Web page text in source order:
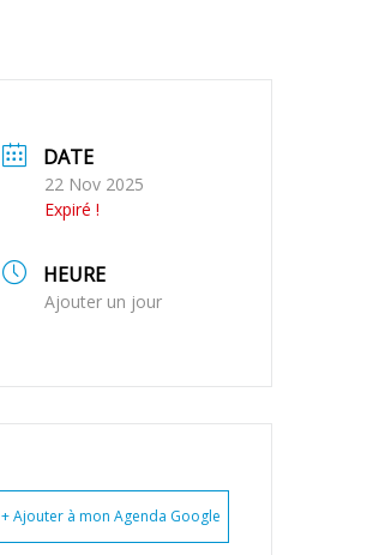
DATE
22 Nov 2025
Expiré !
HEURE
Ajouter un jour
+ Ajouter à mon Agenda Google